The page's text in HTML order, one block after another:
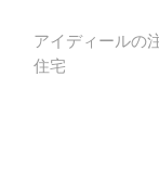
アイディールの
住宅